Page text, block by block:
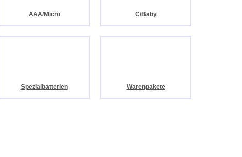
AAA/Micro C/Baby
Spezialbatterien Warenpakete